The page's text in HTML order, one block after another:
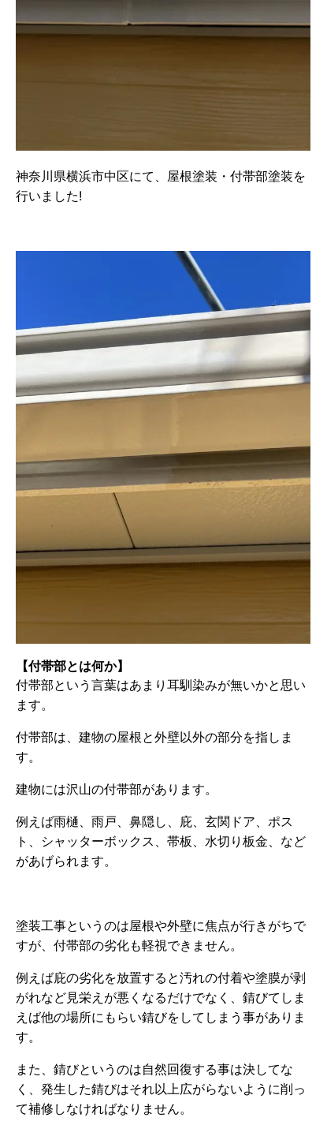
神奈川県横浜市中区にて、屋根塗装・付帯部塗装を
行いました!
【付帯部とは何か】
付帯部という言葉はあまり耳馴染みが無いかと思い
ます。
付帯部は、建物の屋根と外壁以外の部分を指しま
す。
建物には沢山の付帯部があります。
例えば雨樋、雨戸、鼻隠し、庇、玄関ドア、ポス
ト、シャッターボックス、帯板、水切り板金、など
があげられます。
塗装工事というのは屋根や外壁に焦点が行きがちで
すが、付帯部の劣化も軽視できません。
例えば庇の劣化を放置すると汚れの付着や塗膜が剥
がれなど見栄えが悪くなるだけでなく、錆びてしま
えば他の場所にもらい錆びをしてしまう事がありま
す。
また、錆びというのは自然回復する事は決してな
く、発生した錆びはそれ以上広がらないように削っ
て補修しなければなりません。